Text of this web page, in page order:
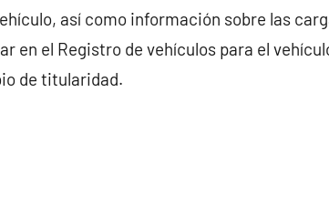
así como información sobre las
en el Registro de vehículos para el
de titularidad.